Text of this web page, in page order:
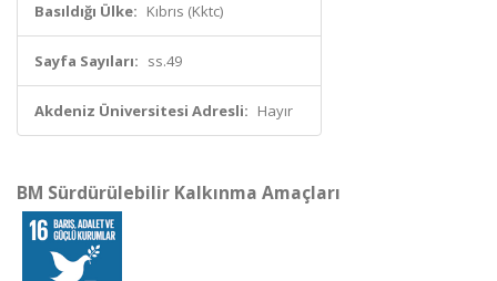
Basıldığı Ülke: Kıbrıs (Kktc)
Sayfa Sayıları: ss.49
Akdeniz Üniversitesi Adresli: Hayır
BM Sürdürülebilir Kalkınma Amaçları